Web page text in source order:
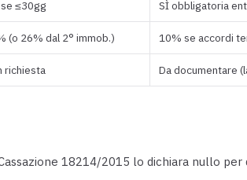
≤30gg SÌ obbligatoria
(o 26% dal 2° immob.) 10% se accordi
richiesta Da documentare
18214/2015 lo dichiara nullo